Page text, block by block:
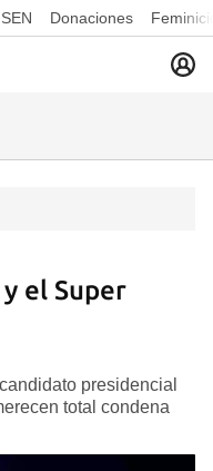
Donaciones
el Super
presidencial
total condena